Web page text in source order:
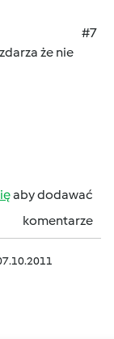
#7
że nie
aby dodawać
komentarze